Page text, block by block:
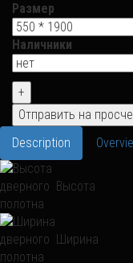
Размер
Наличники
Description
Высота
Ширина